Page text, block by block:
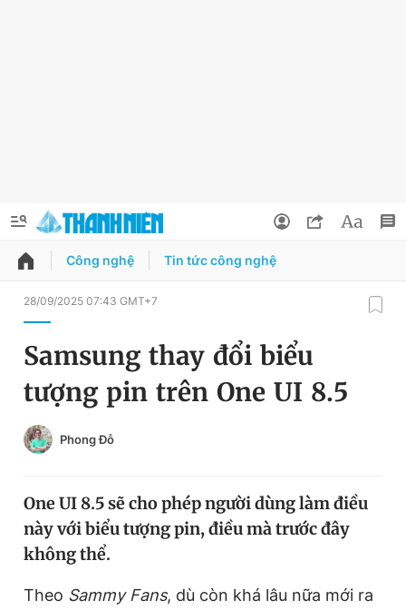
QUẢNG CÁO ĐẶT BÁO
Chuyên mục
Chuyên mục khác
Tin thị trường Tin 360
Đổi mật khẩu
Tin đã lưu
Tin đã xem
Đăng xuất
Công nghệ Tin tức công nghệ
28/09/2025 07:43 GMT+7
Samsung thay đổi biểu
tượng pin trên One UI 8.5
Phong Đỗ
One UI 8.5 sẽ cho phép người dùng làm điều
này với biểu tượng pin, điều mà trước đây
không thể.
Theo Sammy Fans, dù còn khá lâu nữa mới ra